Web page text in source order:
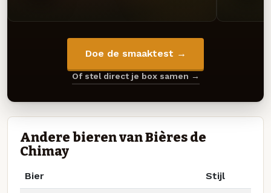
Doe de smaaktest →
Of stel direct je box samen →
Andere bieren van Bières de
Chimay
Bier Stijl